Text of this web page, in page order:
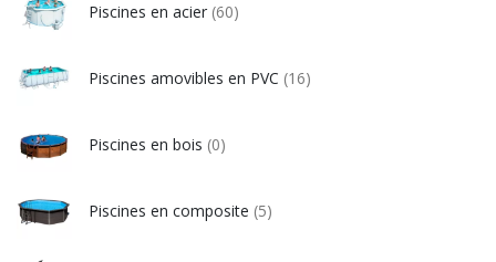
Piscines en acier (60)
Piscines amovibles en PVC (16)
Piscines en bois (0)
Piscines en composite (5)